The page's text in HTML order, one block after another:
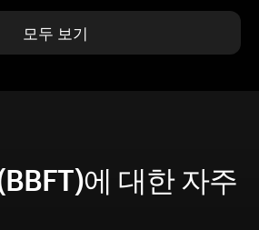
모두 보기
에 대한 자주